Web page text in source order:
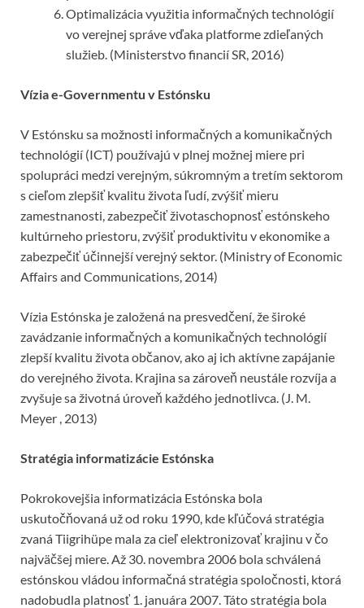
Optimalizácia využitia informačných technológií
vo verejnej správe vďaka platforme zdieľaných
služieb. (Ministerstvo financií SR, 2016)
Vízia e-Governmentu v Estónsku
V Estónsku sa možnosti informačných a komunikačných
technológií (ICT) používajú v plnej možnej miere pri
spolupráci medzi verejným, súkromným a tretím sektorom
s cieľom zlepšiť kvalitu života ľudí, zvýšiť mieru
zamestnanosti, zabezpečiť životaschopnosť estónskeho
kultúrneho priestoru, zvýšiť produktivitu v ekonomike a
zabezpečiť účinnejší verejný sektor. (Ministry of Economic
Affairs and Communications, 2014)
Vízia Estónska je založená na presvedčení, že široké
zavádzanie informačných a komunikačných technológií
zlepší kvalitu života občanov, ako aj ich aktívne zapájanie
do verejného života. Krajina sa zároveň neustále rozvíja a
zvyšuje sa životná úroveň každého jednotlivca. (J. M.
Meyer , 2013)
Stratégia informatizácie Estónska
Pokrokovejšia informatizácia Estónska bola
uskutočňovaná už od roku 1990, kde kľúčová stratégia
zvaná Tiigrihüpe mala za cieľ elektronizovať krajinu v čo
najväčšej miere. Až 30. novembra 2006 bola schválená
estónskou vládou informačná stratégia spoločnosti, ktorá
nadobudla platnosť 1. januára 2007. Táto stratégia bola